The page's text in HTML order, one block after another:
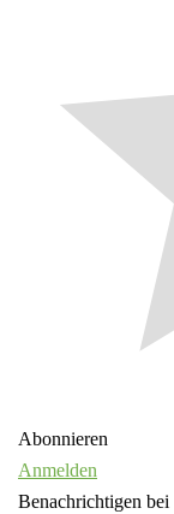
Abonnieren
Anmelden
Benachrichtigen bei